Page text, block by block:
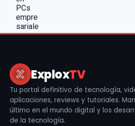
ExploxTV
Tu portal definitivo de tecnología,
aplicaciones, reviews y tutoriales.
último en el mundo digital y los
de la tecnología.